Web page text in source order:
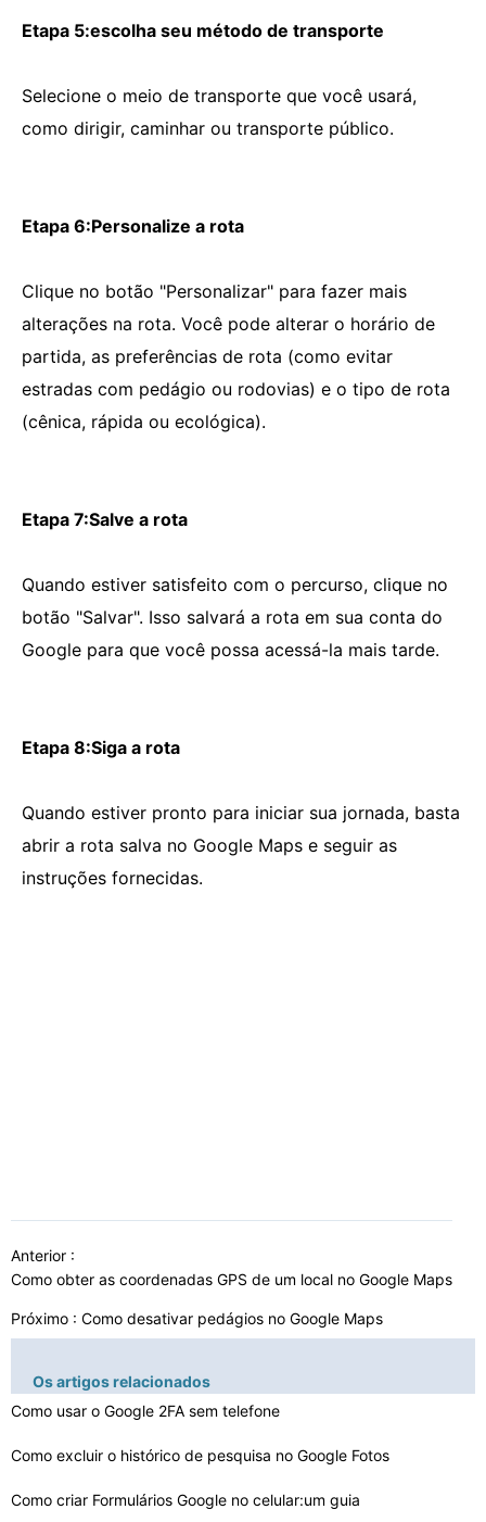
Etapa 5:escolha seu método de transporte
Selecione o meio de transporte que você usará,
como dirigir, caminhar ou transporte público.
Etapa 6:Personalize a rota
Clique no botão "Personalizar" para fazer mais
alterações na rota. Você pode alterar o horário de
partida, as preferências de rota (como evitar
estradas com pedágio ou rodovias) e o tipo de rota
(cênica, rápida ou ecológica).
Etapa 7:Salve a rota
Quando estiver satisfeito com o percurso, clique no
botão "Salvar". Isso salvará a rota em sua conta do
Google para que você possa acessá-la mais tarde.
Etapa 8:Siga a rota
Quando estiver pronto para iniciar sua jornada, basta
abrir a rota salva no Google Maps e seguir as
instruções fornecidas.
Anterior :
Como obter as coordenadas GPS de um local no Google Maps
Próximo : Como desativar pedágios no Google Maps
Os artigos relacionados
Como usar o Google 2FA sem telefone
Como excluir o histórico de pesquisa no Google Fotos
Como criar Formulários Google no celular:um guia